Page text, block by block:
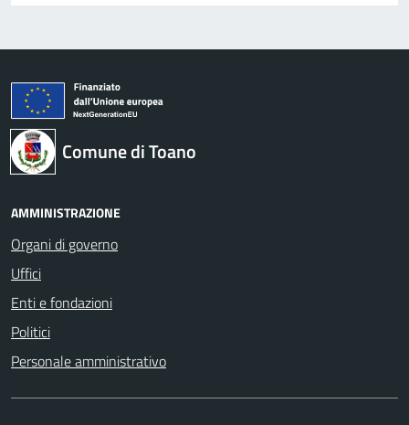
Comune di Toano
AMMINISTRAZIONE
Organi di governo
Uffici
Enti e fondazioni
Politici
Personale amministrativo